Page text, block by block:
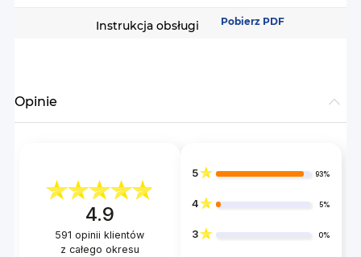
Instrukcja obsługi Pobierz PDF
Opinie
4.9
591 opinii klientów
z całego okresu
5 93%
4 5%
3 0%